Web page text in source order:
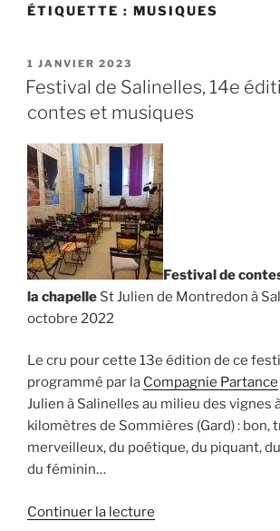
ÉTIQUETTE : MUSIQUES
PUBLIÉ
LE
1 JANVIER 2023
Festival de Salinelles, 14e
contes et musiques
Festival de
la chapelle St Julien de Montredon à
octobre 2022
Le cru pour cette 13e édition de ce
programmé par la Compagnie Partance
Julien à Salinelles au milieu des vignes
kilomètres de Sommières (Gard) : bon,
merveilleux, du poétique, du piquant,
du féminin…
Continuer la lecture